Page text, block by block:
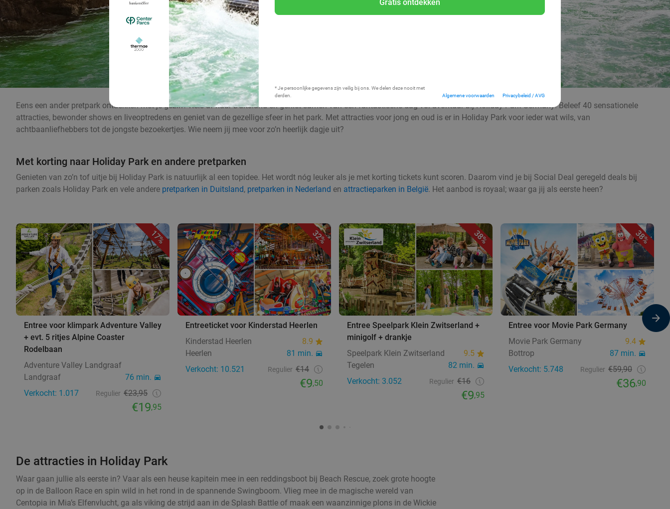
Gratis ontdekken
* Je persoonlijke gegevens zijn veilig bij ons. We delen deze nooit met
derden.
Algemene voorwaarden Privacybeleid / AVG
Eens een ander pretpark ontdekken met je gezin? Reis af naar Duitsland en geniet samen van een fantastische dag vol avontuur bij Holiday Park Germany! Beleef 40 sensationele
attracties, bewonder shows en liveoptredens en geniet van de gezellige sfeer in het park. Met attracties voor jong en oud is er in Holiday Park voor ieder wat wils, van
achtbaanliefhebbers tot de jongste bezoekertjes. Wie neem jij mee voor zo’n heerlijk dagje uit?
Met korting naar Holiday Park en andere pretparken
Genieten van zo’n tof uitje bij Holiday Park is natuurlijk al een topidee. Het wordt nóg leuker als je met korting tickets kunt scoren. Daarom vind je bij Social Deal geregeld deals bij
parken zoals Holiday Park en vele andere pretparken in Duitsland, pretparken in Nederland en attractieparken in België. Het aanbod is royaal; waar ga jij als eerste heen?
17%
Entree voor klimpark Adventure Valley
+ evt. 5 ritjes Alpine Coaster
Rodelbaan
Adventure Valley Landgraaf
Landgraaf
76 min.
Verkocht: 1.017
Regulier €23,95
€19,95
32%
Entreeticket voor Kinderstad Heerlen
Kinderstad Heerlen
8.9
Heerlen
81 min.
Verkocht: 10.521
Regulier €14
€9,50
38%
Entree Speelpark Klein Zwitserland +
minigolf + drankje
Speelpark Klein Zwitserland
9.5
Tegelen
82 min.
Verkocht: 3.052
Regulier €16
€9,95
38%
Entree voor Movie Park Germany
Movie Park Germany
9.4
Bottrop
87 min.
Verkocht: 5.748
Regulier €59,90
€36,90
De attracties in Holiday Park
Waar gaan jullie als eerste in? Vaar als een heuse kapitein mee in een reddingsboot bij Beach Rescue, zoek grote hoogte
op in de Balloon Race en spin wild in het rond in de spannende Swingboom. Vlieg mee in de magische wereld van
Centopia in Mia’s Elfenvlucht, ga als viking de strijd aan in de Splash Battle of maak een waanzinnige plons in de Wickie